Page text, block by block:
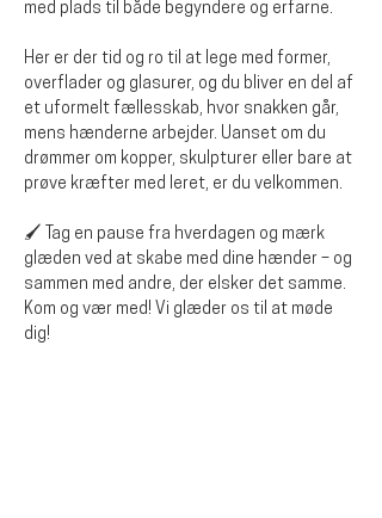
med plads til både begyndere og erfarne.
Her er der tid og ro til at lege med former,
overflader og glasurer, og du bliver en del af
et uformelt fællesskab, hvor snakken går,
mens hænderne arbejder. Uanset om du
drømmer om kopper, skulpturer eller bare at
prøve kræfter med leret, er du velkommen.
🖌️ Tag en pause fra hverdagen og mærk
glæden ved at skabe med dine hænder – og
sammen med andre, der elsker det samme.
Kom og vær med! Vi glæder os til at møde
dig!